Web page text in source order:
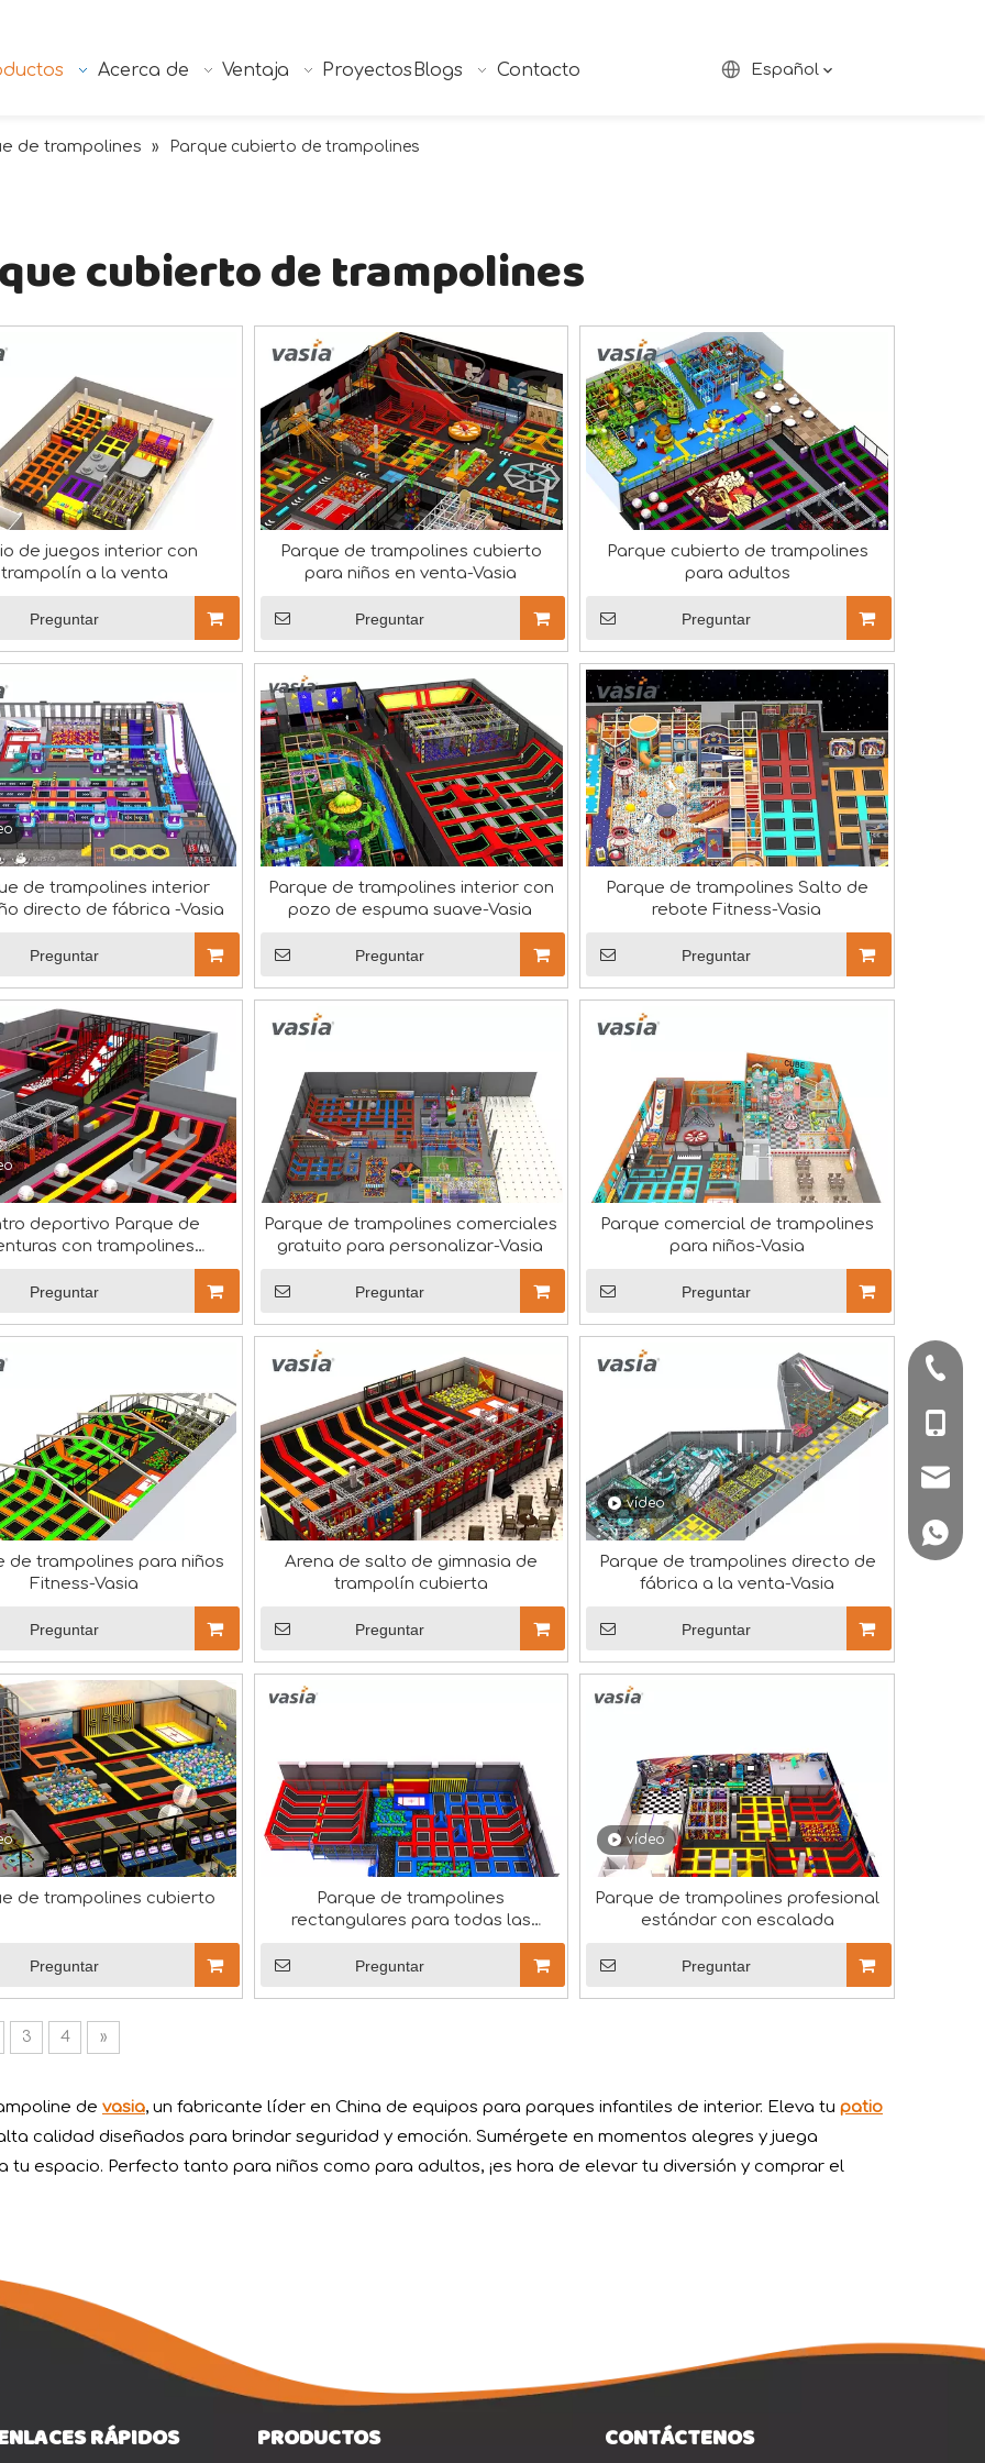
Acerca de Ventaja Proyectos Blogs Contacto Español
de trampolines » Parque cubierto de trampolines
otorgado a nuestra empresa la prestigiosa acreditación QTL para nuestras instalaciones de laboratorio. Este
actual, cultivar un entorno laboral que fomente el trabajo en equipo, mejore la comunicación y priorice el
de entretenimiento en China, participó recientemente en la exposición de la Asociación Asiática de
nacionales e internacionales. Nuestra sala de muestras estaba repleta de visitantes, todos ansiosos
cubierto de trampolines
de juegos interior con
trampolín a la venta
Preguntar
Parque de trampolines cubierto
para niños en venta-Vasia
Preguntar
Parque cubierto de trampolines
para adultos
Preguntar
de trampolines interior
directo de fábrica -Vasia
Preguntar
Parque de trampolines interior con
pozo de espuma suave-Vasia
Preguntar
Parque de trampolines Salto de
rebote Fitness-Vasia
Preguntar
deportivo Parque de
con trampolines
Preguntar
Parque de trampolines comerciales
gratuito para personalizar-Vasia
Preguntar
Parque comercial de trampolines
para niños-Vasia
Preguntar
de trampolines para niños
Fitness-Vasia
Preguntar
Arena de salto de gimnasia de
trampolín cubierta
Preguntar
vídeo
Parque de trampolines directo de
fábrica a la venta-Vasia
Preguntar
de trampolines cubierto
Preguntar
Parque de trampolines
rectangulares para todas las
Preguntar
vídeo
Parque de trampolines profesional
estándar con escalada
Preguntar
3 4 »
de vasia, un fabricante líder en China de equipos para parques infantiles de interior. Eleva tu patio
calidad diseñados para brindar seguridad y emoción. Sumérgete en momentos alegres y juega
espacio. Perfecto tanto para niños como para adultos, ¡es hora de elevar tu diversión y comprar el
+86-
RÁPIDOS PRODUCTOS CONTÁCTENOS